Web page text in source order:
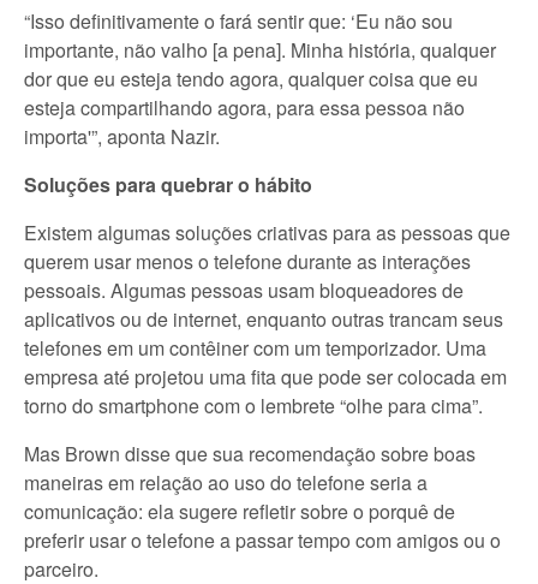
“Isso definitivamente o fará sentir que: ‘Eu não sou
importante, não valho [a pena]. Minha história, qualquer
dor que eu esteja tendo agora, qualquer coisa que eu
esteja compartilhando agora, para essa pessoa não
importa'”, aponta Nazir.
Soluções para quebrar o hábito
Existem algumas soluções criativas para as pessoas que
querem usar menos o telefone durante as interações
pessoais. Algumas pessoas usam bloqueadores de
aplicativos ou de internet, enquanto outras trancam seus
telefones em um contêiner com um temporizador. Uma
empresa até projetou uma fita que pode ser colocada em
torno do smartphone com o lembrete “olhe para cima”.
Mas Brown disse que sua recomendação sobre boas
maneiras em relação ao uso do telefone seria a
comunicação: ela sugere refletir sobre o porquê de
preferir usar o telefone a passar tempo com amigos ou o
parceiro.